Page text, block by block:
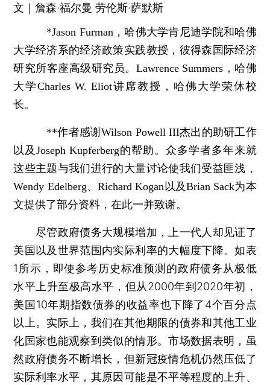
文｜詹森·福尔曼 劳伦斯·萨默斯
*Jason Furman，哈佛大学肯尼迪学院和哈佛
大学经济系的经济政策实践教授，彼得森国际经济
研究所客座高级研究员。Lawrence Summers，哈佛
大学Charles W. Eliot讲席教授，哈佛大学荣休校
长。
**作者感谢Wilson Powell III杰出的助研工作
以及Joseph Kupferberg的帮助。众多学者多年来就
这些主题与我们进行的大量讨论使我们受益匪浅，
Wendy Edelberg、Richard Kogan以及Brian Sack为本
文提供了部分资料，在此一并致谢。
尽管政府债务大规模增加，上一代人却见证了
美国以及世界范围内实际利率的大幅度下降。如表
1所示，即使参考历史标准预测的政府债务从极低
水平上升至极高水平，但从2000年到2020年初，
美国10年期指数债券的收益率也下降了4个百分点
以上。实际上，我们在其他期限的债券和其他工业
化国家也能观察到类似的情形。市场数据表明，虽
然政府债务不断增长，但新冠疫情危机仍然压低了
实际利率水平，其原因可能是不平等程度的上升、